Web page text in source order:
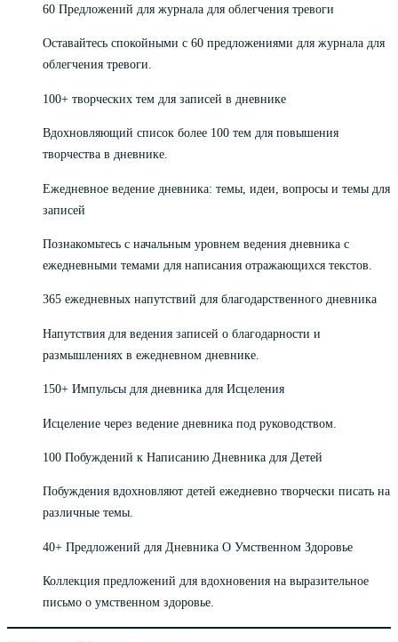
60 Предложений для журнала для облегчения тревоги
Оставайтесь спокойными с 60 предложениями для журнала для
облегчения тревоги.
100+ творческих тем для записей в дневнике
Вдохновляющий список более 100 тем для повышения
творчества в дневнике.
Ежедневное ведение дневника: темы, идеи, вопросы и темы для
записей
Познакомьтесь с начальным уровнем ведения дневника с
ежедневными темами для написания отражающихся текстов.
365 ежедневных напутствий для благодарственного дневника
Напутствия для ведения записей о благодарности и
размышлениях в ежедневном дневнике.
150+ Импульсы для дневника для Исцеления
Исцеление через ведение дневника под руководством.
100 Побуждений к Написанию Дневника для Детей
Побуждения вдохновляют детей ежедневно творчески писать на
различные темы.
40+ Предложений для Дневника О Умственном Здоровье
Коллекция предложений для вдохновения на выразительное
письмо о умственном здоровье.